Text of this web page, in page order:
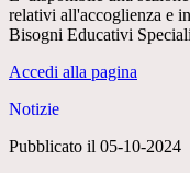
relativi all'accoglienza e
Bisogni Educativi
Accedi alla pagina
Notizie
Pubblicato il 05-10-2024